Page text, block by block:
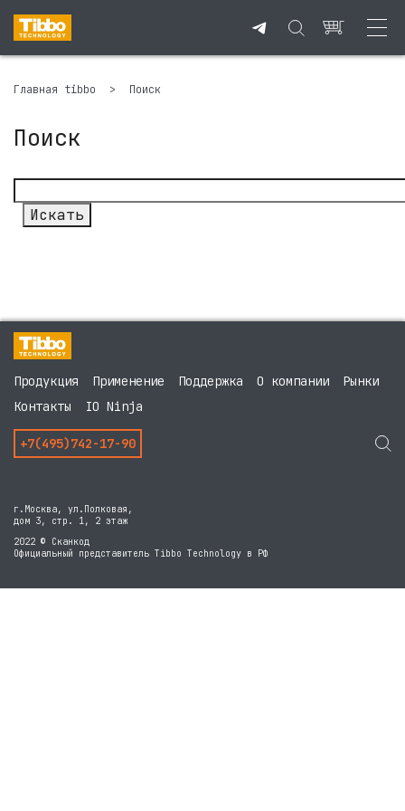
Главная tibbo > Поиск
Поиск
Продукция Применение Поддержка О компании
Рынки
Контакты
IO Ninja
+7(495)742-17-90
г.Москва, ул.Полковая,
дом 3, стр. 1, 2 этаж
2022 © Сканкод
Официальный представитель Tibbo Technology в РФ